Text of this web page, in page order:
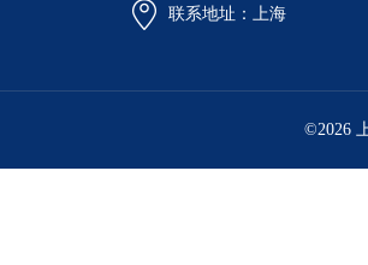
联系地址：上海
©2026